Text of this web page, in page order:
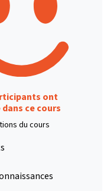
ont
ce cours
du cours